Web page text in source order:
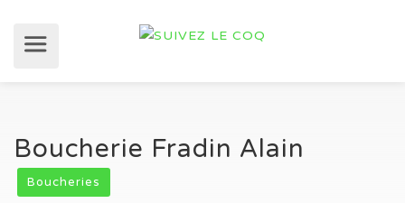
Boucherie Fradin Alain
Boucheries